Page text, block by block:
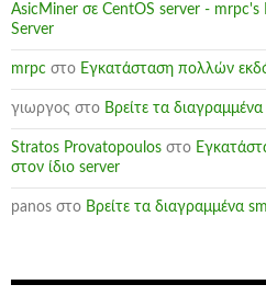
AsicMiner σε CentOS server - mrpc's
Server
mrpc στο Εγκατάσταση πολλών
γιωργος στο Βρείτε τα
Stratos Provatopoulos στο
στον ίδιο server
panos στο Βρείτε τα διαγραμμένα